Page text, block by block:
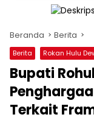
Beranda Berita
Berita Rokan Hulu
Bupati
Terkait